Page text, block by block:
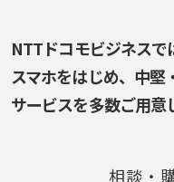
NTTドコモビジネス
スマホをはじめ、 中堅
サービスを多数ご用意
相談・